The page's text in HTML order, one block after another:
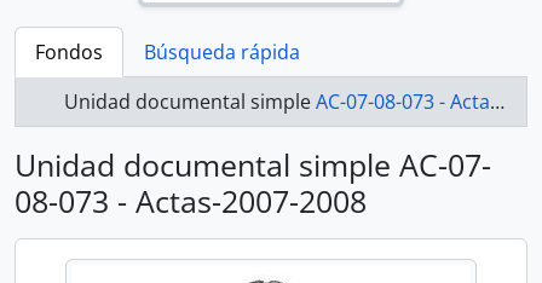
Fondos
Búsqueda rápida
Unidad documental simpleAC-07-08-073 - Actas-2007-2008
Unidad documental simple AC-07-
08-073 - Actas-2007-2008